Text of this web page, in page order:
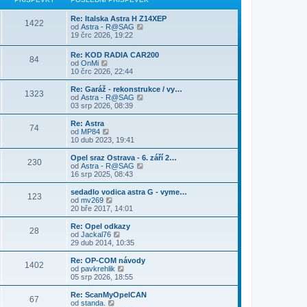
e
k
í
s
p
ě
v
e
k
p
ř
í
s
p
v
e
k
s
l
e
d
í
p
í
s
p
ě
v
e
z
i
t
p
o
s
l
e
d
í
p
ř
í
ě
v
e
k
1422
Re: Italska Astra H Z14XEP
od Astra - R@SAG
r
a
t
p
l
í
p
s
p
e
19 črc 2026, 19:22
84
Re: KOD RADIA CAR200
od OnMi
o
b
a
z
p
o
s
e
d
n
í
p
ř
í
s
p
ě
v
e
k
10 črc 2026, 22:44
1323
Re: Garáž - rekonstrukce / vy…
od Astra - R@SAG
b
t
p
e
í
s
p
e
k
03 srp 2026, 08:39
74
Re: Astra
od MP84
o
b
r
a
z
i
p
o
s
e
d
n
í
p
ř
í
s
p
ě
10 dub 2023, 19:41
230
Opel sraz Ostrava - 6. září 2…
od Astra - R@SAG
b
r
e
í
p
16 srp 2025, 08:43
123
sedadlo vodica astra G - vyme…
od mv269
o
b
r
a
z
t
p
o
s
e
20 bře 2017, 14:01
28
Re: Opel odkazy
od Jackal76
o
b
r
a
z
p
29 dub 2014, 10:35
1402
Re: OP-COM návody
od pavkrehlik
o
b
r
05 srp 2026, 18:55
67
Re: ScanMyOpelCAN
od standa.